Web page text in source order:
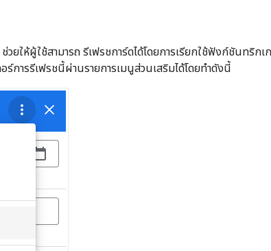
วยให้ผู้ใช้สามารถ รีเฟรชการ์ดได้โดยการเรียกใช้ฟังก์ชันทริก
ร์การรีเฟรชนี้ผ่านรายการเมนูส่วนเสริมได้โดยทำดังนี้